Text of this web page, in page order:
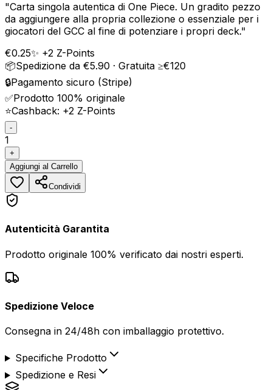
"Carta singola autentica di One Piece. Un gradito pezzo
da aggiungere alla propria collezione o essenziale per i
giocatori del GCC al fine di potenziare i propri deck."
€0.25✨ +2 Z-Points
📦Spedizione da €5.90 · Gratuita ≥€120
🔒Pagamento sicuro (Stripe)
✅Prodotto 100% originale
⭐Cashback: +2 Z-Points
-
1
+
Aggiungi al Carrello
Condividi
Autenticità Garantita
Prodotto originale 100% verificato dai nostri esperti.
Spedizione Veloce
Consegna in 24/48h con imballaggio protettivo.
Specifiche Prodotto
Spedizione e Resi